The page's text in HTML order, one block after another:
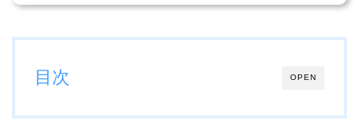
OPEN
目次